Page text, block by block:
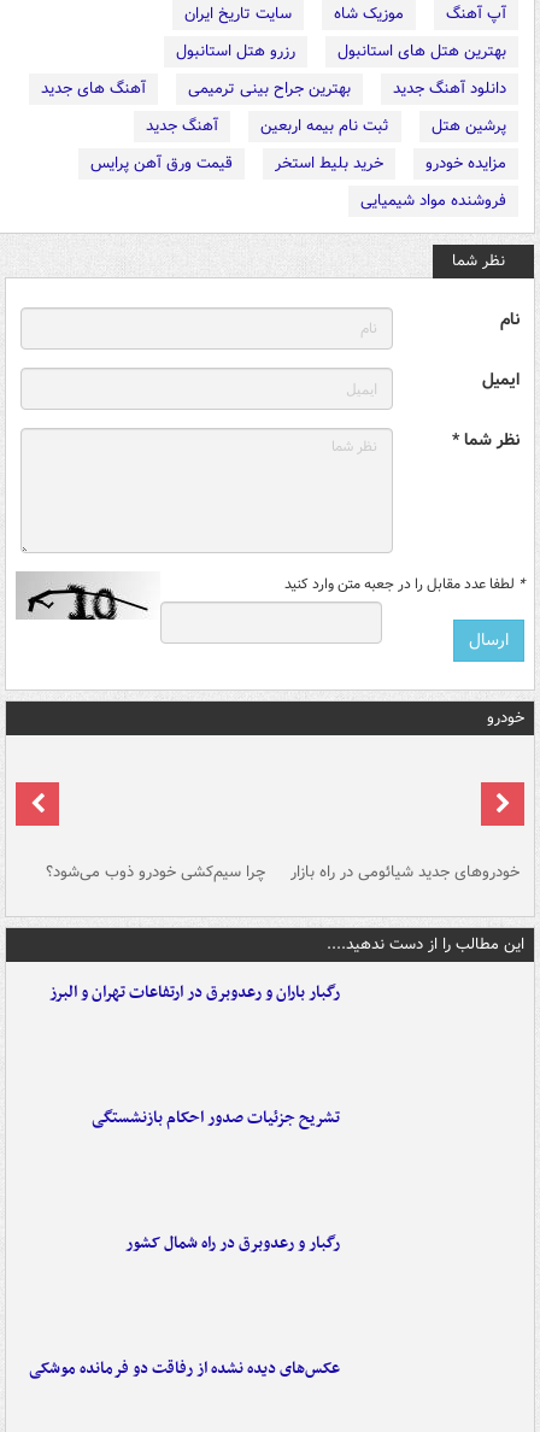
آپ آهنگ موزیک شاه
سایت تاریخ ایران
بهترین هتل های استانبول
رزرو هتل استانبول
دانلود آهنگ جدید
بهترین جراح بینی ترمیمی
آهنگ های جدید
پرشین هتل
ثبت نام بیمه اربعین
آهنگ جدید
مزایده خودرو
خرید بلیط استخر
قیمت ورق آهن پرایس
فروشنده مواد شیمیایی
نظر شما
نام
ایمیل
نظر شما *
* لطفا عدد مقابل را در جعبه متن وارد کنید
خودرو
خودروهای جدید شیائومی در راه بازار چرا سیم‌کشی خودرو ذوب می‌شود؟
این مطالب را از دست ندهید....
رگبار باران و رعدوبرق در ارتفاعات تهران و البرز
تشریح جزئیات صدور احکام بازنشستگی
رگبار و رعدوبرق در راه شمال کشور
عکس‌های دیده نشده از رفاقت دو فرمانده‌ موشکی